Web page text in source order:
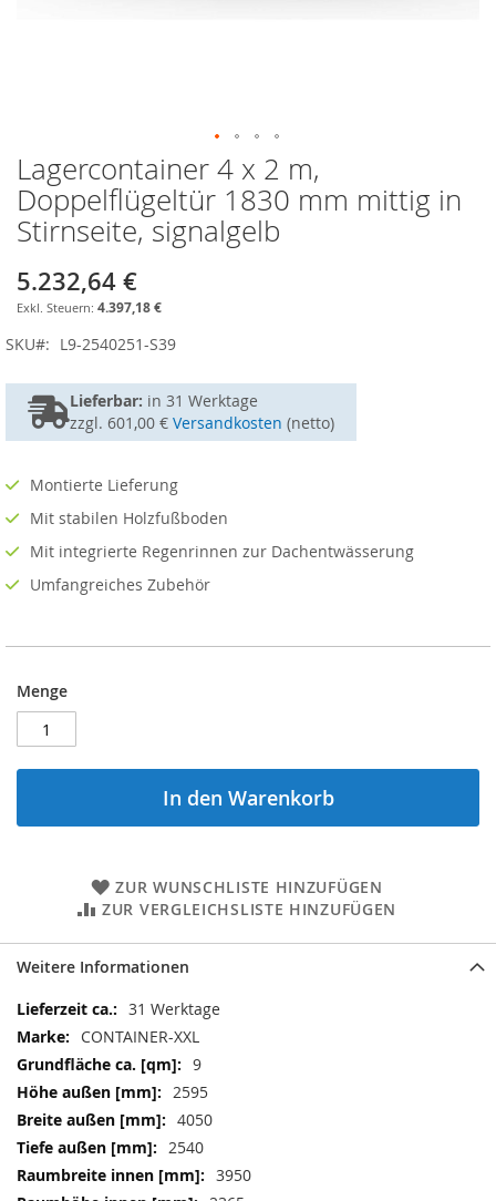
Zum
Anfang
der
Bildgalerie
Lagercontainer 4 x 2 m,
Doppelflügeltür 1830 mm mittig in
Stirnseite, signalgelb
5.232,64 €
4.397,18 €
SKU L9-2540251-S39
Lieferbar: in 31 Werktage
zzgl. 601,00 € Versandkosten (netto)
Montierte Lieferung
Mit stabilen Holzfußboden
Mit integrierte Regenrinnen zur Dachentwässerung
Umfangreiches Zubehör
Menge
In den Warenkorb
ZUR WUNSCHLISTE HINZUFÜGEN
ZUR VERGLEICHSLISTE HINZUFÜGEN
Weitere Informationen
Weitere
Informationen
31 Werktage
CONTAINER-XXL
9
2595
4050
2540
3950